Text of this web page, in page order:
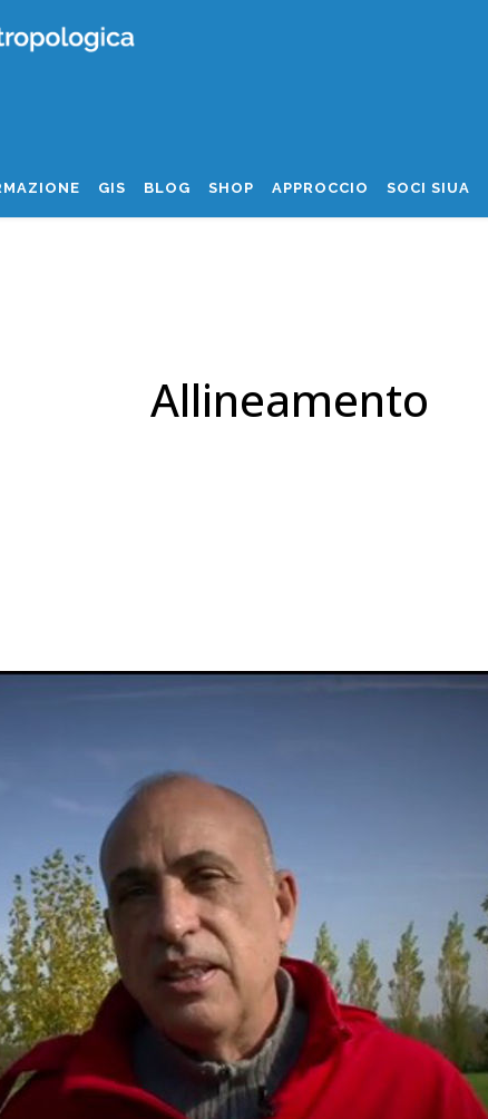
GIS BLOG SHOP APPROCCIO SOCI SIUA
Allineamento